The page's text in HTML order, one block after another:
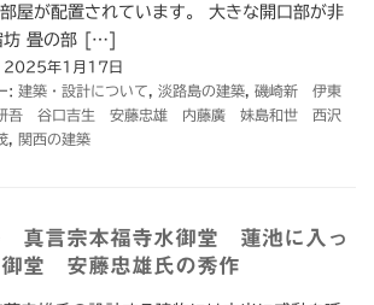
屋が配置されています。 大きな開口部が非
坊 畳の部 […]
2025年1月17日
: 建築・設計について, 淡路島の建築, 磯崎新 伊東
吾 谷口吉生 安藤忠雄 内藤廣 妹島和世 西沢
, 関西の建築
真言宗本福寺水御堂 蓮池に入っ
御堂 安藤忠雄氏の秀作